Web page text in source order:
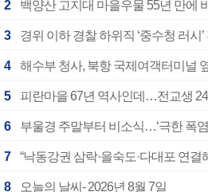
2 백양산 고지대 마을우물 55년 만에
3 경위 이하 경찰 하위직 ‘중수청 러
4 해수부 청사, 북항 국제여객터미널
5 피란마을 67년 역사인데…전교생
6 부울경 주말부터 비소식…‘극한 폭
7 “낙동강권 삼락·을숙도·다대포 연결
8 오늘의 날씨- 2026년 8월 7일